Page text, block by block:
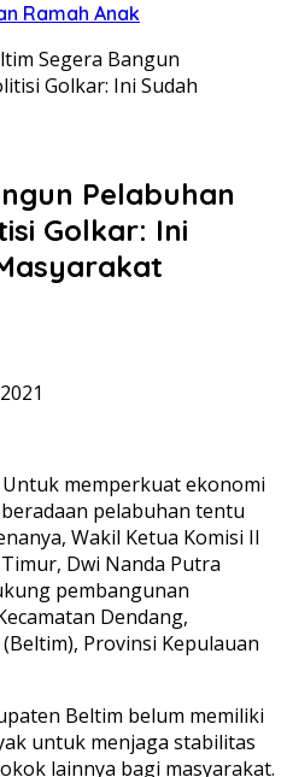
Ramah Anak
Segera Bangun
Golkar: Ini Sudah
Pelabuhan
Golkar: Ini
Untuk memperkuat ekonomi
pelabuhan tentu
Wakil Ketua Komisi II
Dwi Nanda Putra
pembangunan
Dendang,
Provinsi Kepulauan
Beltim belum memiliki
untuk menjaga stabilitas
lainnya bagi masyarakat.